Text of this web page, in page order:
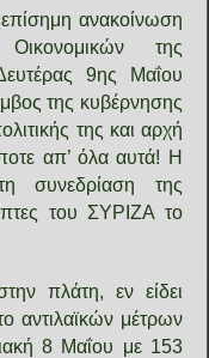
ανακοίνωση
της
9ης Μαΐου
της κυβέρνησης
της και αρχή
απ’ όλα αυτά! Η
συνεδρίαση της
του ΣΥΡΙΖΑ το
πλάτη, εν είδει
αντιλαϊκών μέτρων
8 Μαΐου με 153